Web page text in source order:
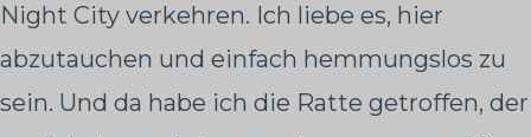
Night City verkehren. Ich liebe es, hier
abzutauchen und einfach hemmungslos zu
sein. Und da habe ich die Ratte getroffen, der